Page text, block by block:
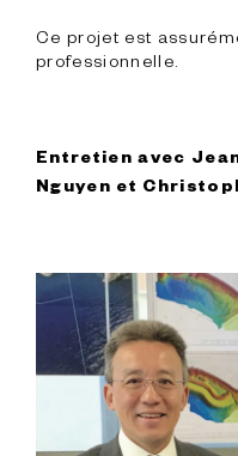
Ce projet est
professionnelle.
Entretien avec
Nguyen et